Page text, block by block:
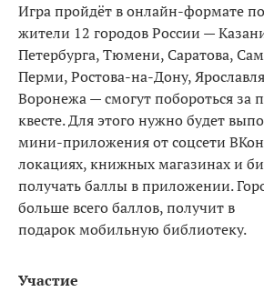
Игра пройдёт в онлайн-формате по
жители 12 городов России —
Петербурга, Тюмени, Саратова,
Перми, Ростова-на-Дону,
Воронежа — смогут побороться за
квесте. Для этого нужно будет
мини-приложения от соцсети
локациях, книжных магазинах и
получать баллы в приложении.
больше всего баллов, получит в
подарок мобильную библиотеку.
Участие